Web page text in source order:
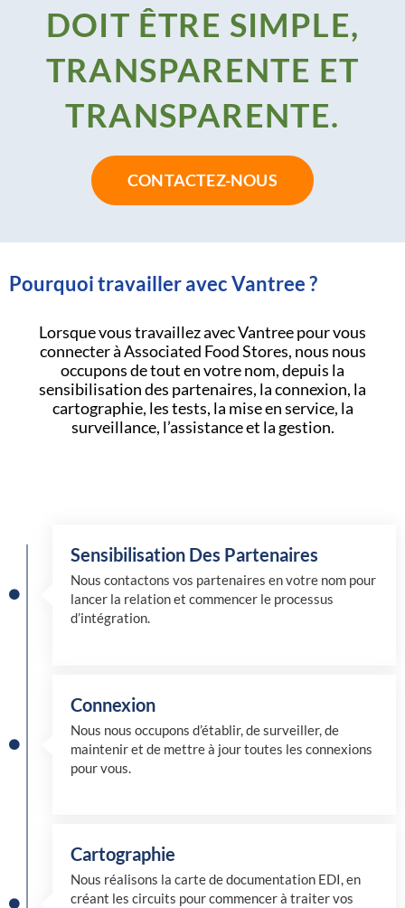
DOIT ÊTRE SIMPLE,
TRANSPARENTE ET
TRANSPARENTE.
CONTACTEZ-NOUS
Pourquoi travailler avec Vantree ?
Lorsque vous travaillez avec Vantree pour vous
connecter à Associated Food Stores, nous nous
occupons de tout en votre nom, depuis la
sensibilisation des partenaires, la connexion, la
cartographie, les tests, la mise en service, la
surveillance, l’assistance et la gestion.
Sensibilisation Des Partenaires
Nous contactons vos partenaires en votre nom pour
lancer la relation et commencer le processus
d’intégration.
Connexion
Nous nous occupons d’établir, de surveiller, de
maintenir et de mettre à jour toutes les connexions
pour vous.
Cartographie
Nous réalisons la carte de documentation EDI, en
créant les circuits pour commencer à traiter vos